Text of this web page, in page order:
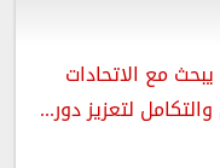
مع الاتحادات
لتعزيز دور...